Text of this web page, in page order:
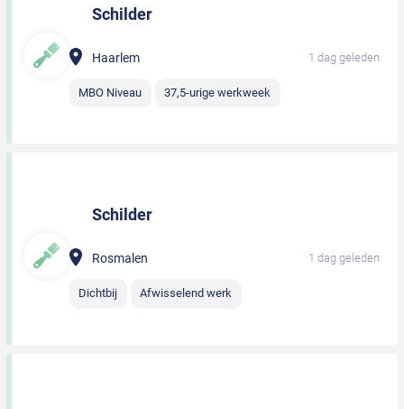
Schilder
Haarlem 1 dag geleden
MBO Niveau 37,5-urige werkweek
Schilder
Rosmalen 1 dag geleden
Dichtbij Afwisselend werk